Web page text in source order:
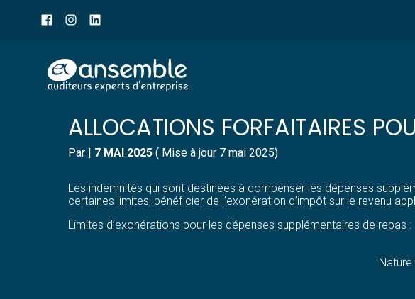
header
Aller
au
LIMITES D’EXONÉRATION
ALLOCATIONS FORFAITAIRES
Par | 7 MAI 2025( Mise à jour 7 mai 2025)
Les indemnités qui sont destinées à compenser les dépenses
certaines limites, bénéficier de l’exonération d’impôt sur le revenu
Limites d’exonérations pour les dépenses supplémentaires de repas :
Nature